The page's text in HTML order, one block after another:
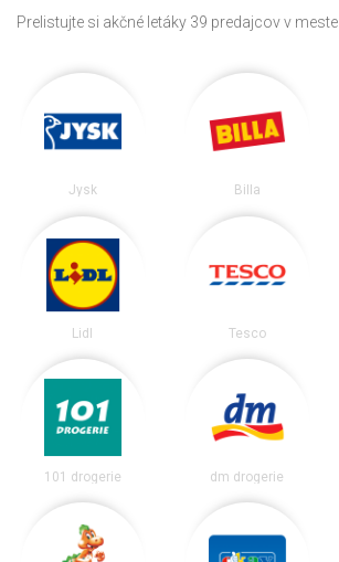
Prelistujte si akčné letáky 39 predajcov v meste
Jysk Billa
Lidl Tesco
101 drogerie dm drogerie